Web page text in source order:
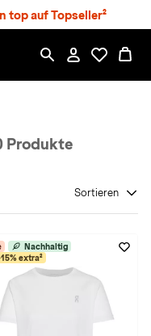
top auf Topseller²
Produkte
Sortieren
Nachhaltig
extra²